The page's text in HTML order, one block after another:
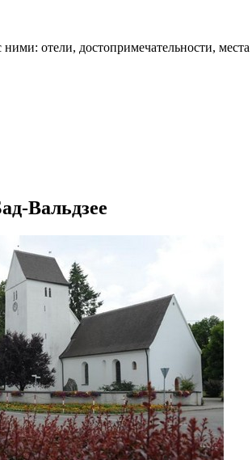
отели, достопримечательности,
Вальдзее